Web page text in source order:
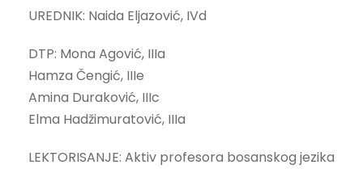
UREDNIK: Naida Eljazović, IVd
DTP: Mona Agović, IIIa
Hamza Čengić, IIIe
Amina Duraković, IIIc
Elma Hadžimuratović, IIIa
LEKTORISANJE: Aktiv profesora bosanskog jezika